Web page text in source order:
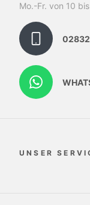
Mo.-Fr. von 10
UNSER